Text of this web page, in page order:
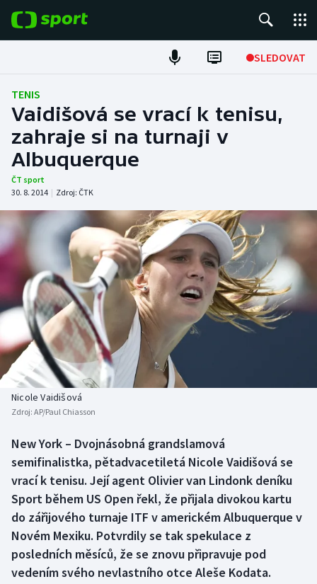
SLEDOVAT
Fotbal
Hokej
Tenis
Atletika
Cyklistika
DALŠÍ SPORTY
Americký fotbal
Baseball a softbal
Basketbal
Biatlon
Box
Curling
Dostihy
Florbal
NEPŘEHLÉDNĚTE
Soutěže
Historické návraty
Aplikace ČT sport
TENIS
Vaidišová se vrací k tenisu,
zahraje si na turnaji v
Albuquerque
ČT sport
30. 8. 2014 | Zdroj: ČTK
Nicole Vaidišová
Zdroj: AP/Paul Chiasson
New York – Dvojnásobná grandslamová
semifinalistka, pětadvacetiletá Nicole Vaidišová se
vrací k tenisu. Její agent Olivier van Lindonk deníku
Sport během US Open řekl, že přijala divokou kartu
do zářijového turnaje ITF v americkém Albuquerque v
Novém Mexiku. Potvrdily se tak spekulace z
posledních měsíců, že se znovu připravuje pod
vedením svého nevlastního otce Aleše Kodata.